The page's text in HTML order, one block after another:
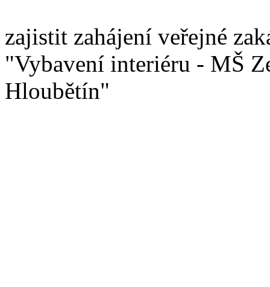
zajistit zahájení veřejné
"Vybavení interiéru - MŠ
Hloubětín"